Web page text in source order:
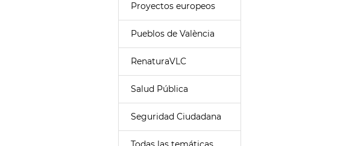
Proyectos europeos
Pueblos de València
RenaturaVLC
Salud Pública
Seguridad Ciudadana